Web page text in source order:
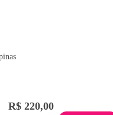
R$ 220,00